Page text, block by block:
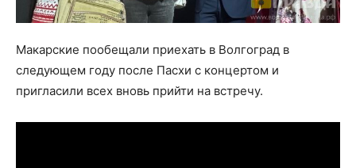
Макарские пообещали приехать в Волгоград в
следующем году после Пасхи с концертом и
пригласили всех вновь прийти на встречу.